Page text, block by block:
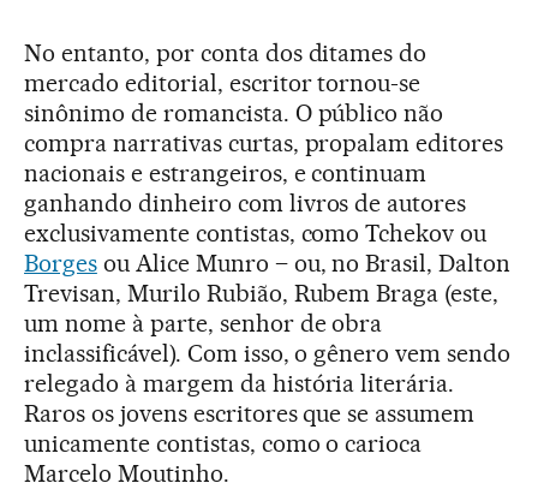
No entanto, por conta dos ditames do
mercado editorial, escritor tornou-se
sinônimo de romancista. O público não
compra narrativas curtas, propalam editores
nacionais e estrangeiros, e continuam
ganhando dinheiro com livros de autores
exclusivamente contistas, como Tchekov ou
Borgesou Alice Munro – ou, no Brasil, Dalton
Trevisan, Murilo Rubião, Rubem Braga (este,
um nome à parte, senhor de obra
inclassificável). Com isso, o gênero vem sendo
relegado à margem da história literária.
Raros os jovens escritores que se assumem
unicamente contistas, como o carioca
Marcelo Moutinho.